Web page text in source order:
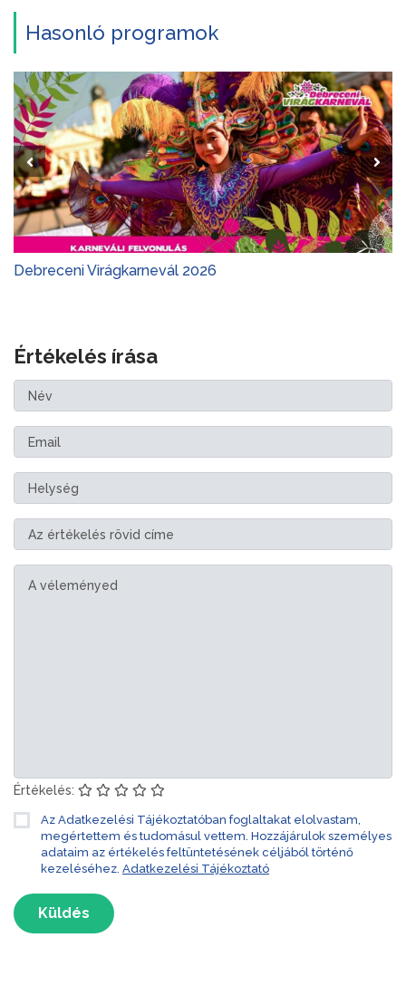
Hasonló programok
Debreceni Virágkarnevál 2026
Értékelés írása
Értékelés:
Az Adatkezelési Tájékoztatóban foglaltakat elolvastam,
megértettem és tudomásul vettem. Hozzájárulok személyes
adataim az értékelés feltüntetésének céljából történő
kezeléséhez. Adatkezelési Tájékoztató
Küldés